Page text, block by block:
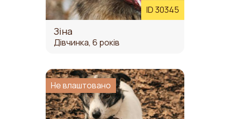
ID 30345
Зіна
Дівчинка, 6 років
Не влаштовано